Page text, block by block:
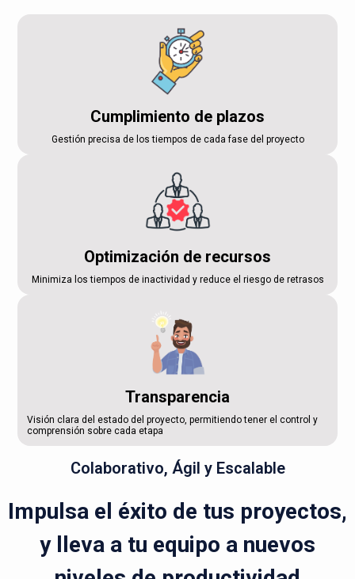
Cumplimiento de plazos
Gestión precisa de los tiempos de cada fase del proyecto
Optimización de recursos
Minimiza los tiempos de inactividad y reduce el riesgo de retrasos
Transparencia
Visión clara del estado del proyecto, permitiendo tener el control y
comprensión sobre cada etapa
Colaborativo, Ágil y Escalable
Impulsa el éxito de tus proyectos,
y lleva a tu equipo a nuevos